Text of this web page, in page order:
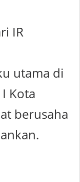
IR
utama di
Kota
berusaha